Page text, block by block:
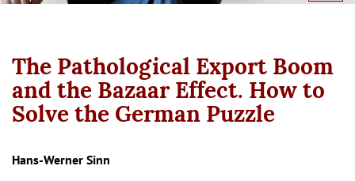
The Pathological Export Boom
and the Bazaar Effect. How to
Solve the German Puzzle
Hans-Werner Sinn